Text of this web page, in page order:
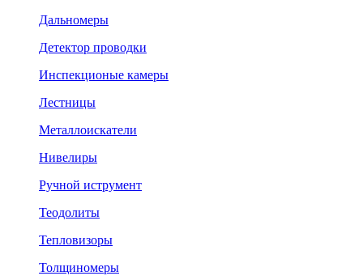
Дальномеры
Детектор проводки
Инспекционые камеры
Лестницы
Металлоискатели
Нивелиры
Ручной иструмент
Теодолиты
Тепловизоры
Толщиномеры